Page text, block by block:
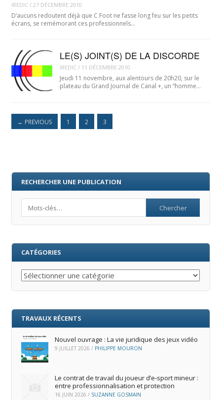
IREDIC/ 27 DÉCEMBRE 2010
D‘aucuns redoutent déjà que C Foot ne fasse long feu sur les petits
écrans, se remémorant ces professionnels…
LE(S) JOINT(S) DE LA DISCORDE
IREDIC/ 11 DÉCEMBRE 2010
Jeudi 11 novembre, aux alentours de 20h20, sur le
plateau du Grand Journal de Canal +, un “homme…
← PREVIOUS 1 2 3
RECHERCHER UNE PUBLICATION
CATÉGORIES
Catégories
TRAVAUX RÉCENTS
Nouvel ouvrage : La vie juridique des jeux vidéo
9 JUILLET 2026 / PHILIPPE MOURON
Le contrat de travail du joueur d’e‑sport mineur :
entre professionnalisation et protection
16 JUIN 2026 / SUZANNE GOSMAIN